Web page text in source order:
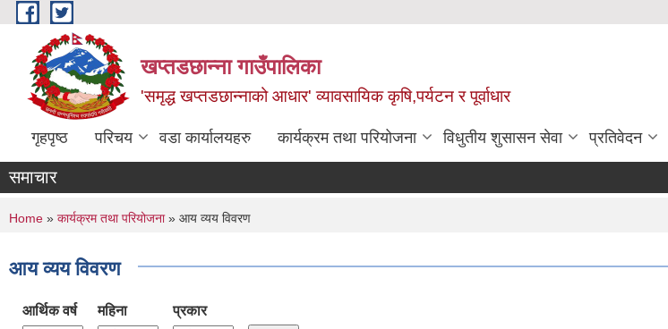
Skip to main content
खप्तडछान्ना गाउँपालिका
'समृद्ध खप्तडछान्नाको आधार' व्यावसायिक कृषि,पर्यटन र पूर्वाधार
गृहपृष्ठ परिचय वडा कार्यालयहरु कार्यक्रम तथा परियोजना विधुतीय शुसासन सेवा प्रतिवेदन
समाचार
You are here
Home » कार्यक्रम तथा परियोजना» आय व्यय विवरण
आय व्यय विवरण
आर्थिक वर्ष महिना प्रकार